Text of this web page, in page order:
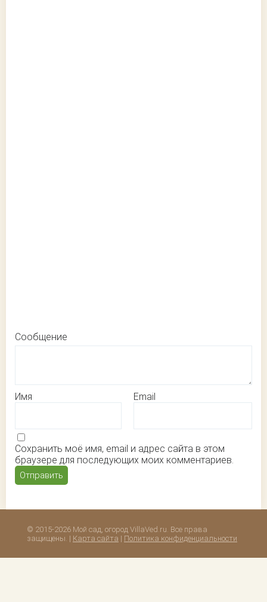
Сообщение
Имя Email
Сохранить моё имя, email и адрес сайта в этом
браузере для последующих моих комментариев.
© 2015-2026 Мой сад, огород VillaVed.ru. Все права
защищены. | Карта сайта | Политика конфиденциальности